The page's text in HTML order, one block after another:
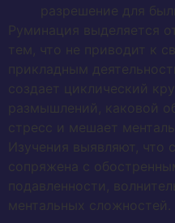
разрешение для
Руминация выделяется
тем, что не приводит к
прикладным
создает циклический
размышлений, каковой
стресс и мешает
Изучения выявляют, что
сопряжена с
подавленности,
ментальных сложностей.